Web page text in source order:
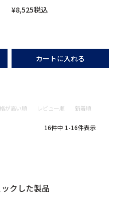
¥8,525税込
カートに入れる
が高い順 レビュー順 新着順
16件中 1-16件表示
クした製品